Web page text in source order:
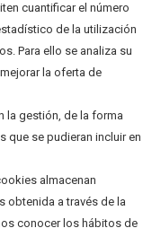
cuantificar el número
de la utilización
Para ello se analiza su
la oferta de
la gestión, de la forma
se pudieran incluir en
almacenan
obtenida a través de la
conocer los hábitos de